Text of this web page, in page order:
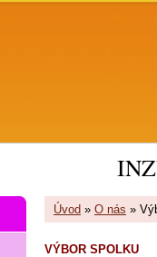
Úvod » O nás »
VÝBOR SPOLKU